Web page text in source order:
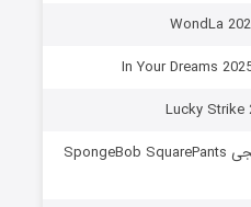
دانلود فصل پانزدهم باب اسفنجی SpongeBob SquarePants